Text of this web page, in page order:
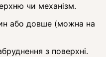
чи механізм.
або довше (можна на
з поверхні.